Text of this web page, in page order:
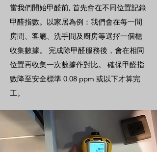
當我們開始甲醛前, 首先會在不同位置記錄
甲醛指數。以家居為例：我們會在每一間
房間、客廳、洗手間及廚房等選擇一個櫃
收集數據。 完成除甲醛服務後，會在相同
位置再收集一次數據作對比。 確保甲醛指
數降至安全標準 0.08 ppm 或以下才算完
工。